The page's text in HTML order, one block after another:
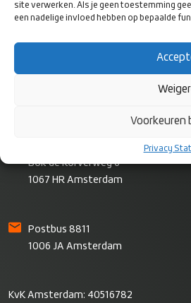
site verwerken. Als je geen toestemming
een nadelige invloed hebben op bepaalde
Voorkeuren
Privacy
Bok de Korverweg 6
1067 HR Amsterdam
Postbus 8811
1006 JA Amsterdam
KvK Amsterdam: 40516782